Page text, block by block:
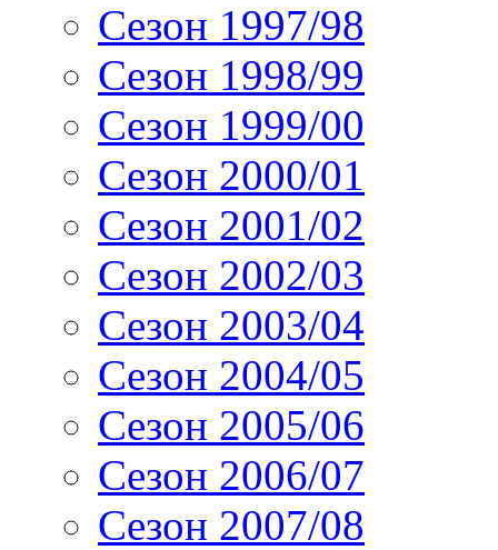
Сезон 1997/98
Сезон 1998/99
Сезон 1999/00
Сезон 2000/01
Сезон 2001/02
Сезон 2002/03
Сезон 2003/04
Сезон 2004/05
Сезон 2005/06
Сезон 2006/07
Сезон 2007/08